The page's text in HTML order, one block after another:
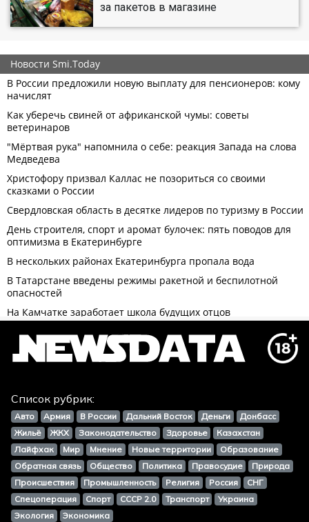
за пакетов в магазине
Список рубрик:
Авто Армия В России Дальний Восток Деньги
Донбасс
Жильё
ЖКХ Законодательство Здоровье
Казахстан
Лайфхак
Мир Мнение Новые территории
Образование
Обратная связь
Общество Политика Правосудие
Природа
Происшествия
Промышленность Религия Россия
СНГ
Спецоперация
Спорт СССР 2.0 Транспорт
Украина
Экология
Экономика